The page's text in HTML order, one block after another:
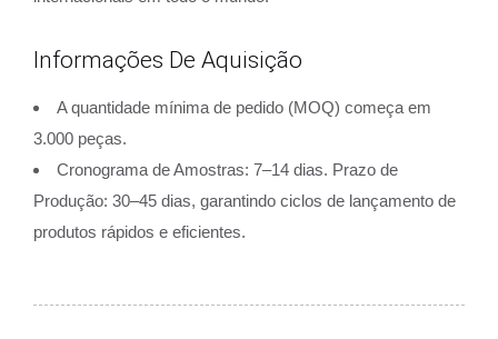
Informações De Aquisição
A quantidade mínima de pedido (MOQ) começa em
3.000 peças.
Cronograma de Amostras: 7–14 dias. Prazo de
Produção: 30–45 dias, garantindo ciclos de lançamento de
produtos rápidos e eficientes.